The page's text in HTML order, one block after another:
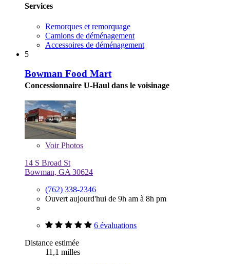
Services
Remorques et remorquage
Camions de déménagement
Accessoires de déménagement
5
Bowman Food Mart
Concessionnaire U-Haul dans le voisinage
VoirPhotos
14 S Broad St
Bowman, GA 30624
(762) 338-2346
Ouvert aujourd'hui de 9h am à 8h pm
6 évaluations
Distance estimée
11,1 milles